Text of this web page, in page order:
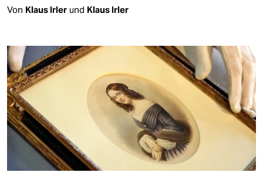
Von Klaus Irler und Klaus Irler